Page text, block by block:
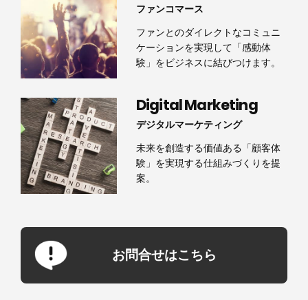
ファンコマース
ファンとのダイレクトなコミュニ
ケーションを実現して「感動体
験」をビジネスに結びつけます。
Digital Marketing
デジタルマーケティング
未来を創造する価値ある「顧客体
験」を実現する仕組みづくりを提
案。
お問合せはこちら